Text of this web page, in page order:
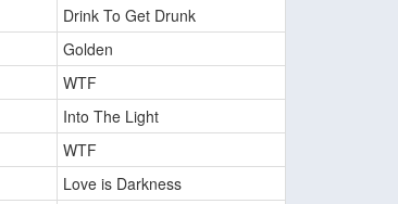
Drink To Get Drunk
Golden
WTF
Into The Light
WTF
Love is Darkness